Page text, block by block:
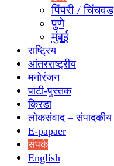
पिंपरी / चिंचवड
पुणे
मुंबई
राष्ट्रिय
आंतरराष्ट्रीय
मनोरंजन
पाटी-पुस्तक
क्रिडा
लोकसंवाद – संपादकीय
E-papaer
संपर्क
English